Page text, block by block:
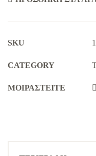
SKU
CATEGORY
ΜΟΙΡΑΣΤΕΊΤΕ